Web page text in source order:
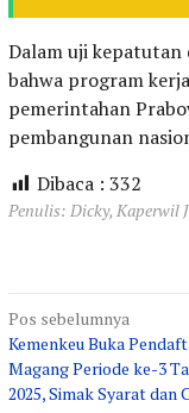
Dalam uji kepatutan
bahwa program
pemerintahan
pembangunan
Dibaca : 332
Penulis: Dicky, Kaperwil
Navigasi
pos
Pos sebelumnya
Kemenkeu Buka
Magang Periode ke-3
2025, Simak Syarat dan